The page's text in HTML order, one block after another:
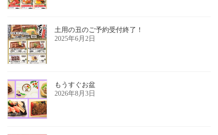
土用の丑のご予約受付終了！
2025年6月2日
もうすぐお盆
2026年8月3日